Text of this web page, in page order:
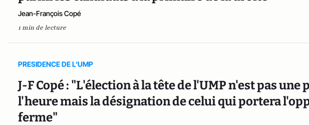
Jean-François Copé
1 min de lecture
PRESIDENCE DE L'UMP
J-F Copé : "L'élection à la tête de l'UMP n'est pas
l'heure mais la désignation de celui qui portera
ferme"